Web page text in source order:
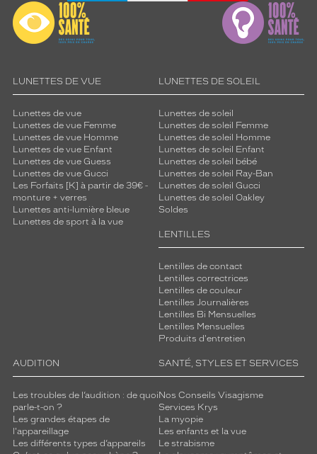
LUNETTES DE VUE
Lunettes de vue
Lunettes de vue Femme
Lunettes de vue Homme
Lunettes de vue Enfant
Lunettes de vue Guess
Lunettes de vue Gucci
Les Forfaits [K] à partir de 39€ -
monture + verres
Lunettes anti-lumière bleue
Lunettes de sport à la vue
LUNETTES DE SOLEIL
Lunettes de soleil
Lunettes de soleil Femme
Lunettes de soleil Homme
Lunettes de soleil Enfant
Lunettes de soleil bébé
Lunettes de soleil Ray-Ban
Lunettes de soleil Gucci
Lunettes de soleil Oakley
Soldes
LENTILLES
Lentilles de contact
Lentilles correctrices
Lentilles de couleur
Lentilles Journalières
Lentilles Bi Mensuelles
Lentilles Mensuelles
Produits d'entretien
AUDITION
Les troubles de l’audition : de quoi
parle-t-on ?
Les grandes étapes de
l'appareillage
Les différents types d’appareils
SANTÉ, STYLES ET SERVICES
Nos Conseils Visagisme
Services Krys
La myopie
Les enfants et la vue
Le strabisme